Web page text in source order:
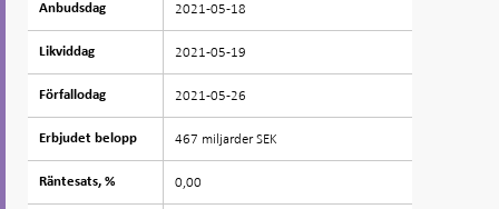
Anbudsdag
Likviddag
Förfallodag
Erbjudet belopp
Räntesats, %
Anbudsdag 2021-05-18
Likviddag 2021-05-19
Förfallodag 2021-05-26
Erbjudet belopp 467 miljarder SEK
Räntesats, % 0,00